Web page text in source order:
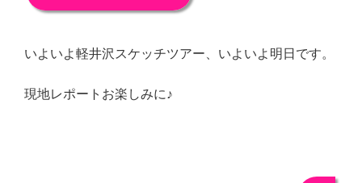
いよいよ軽井沢スケッチツアー、いよいよ明日です。
現地レポートお楽しみに♪